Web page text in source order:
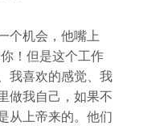
个机会，他嘴上
！但是这个工作
我喜欢的感觉、我
做我自己，如果不
从上帝来的。他们